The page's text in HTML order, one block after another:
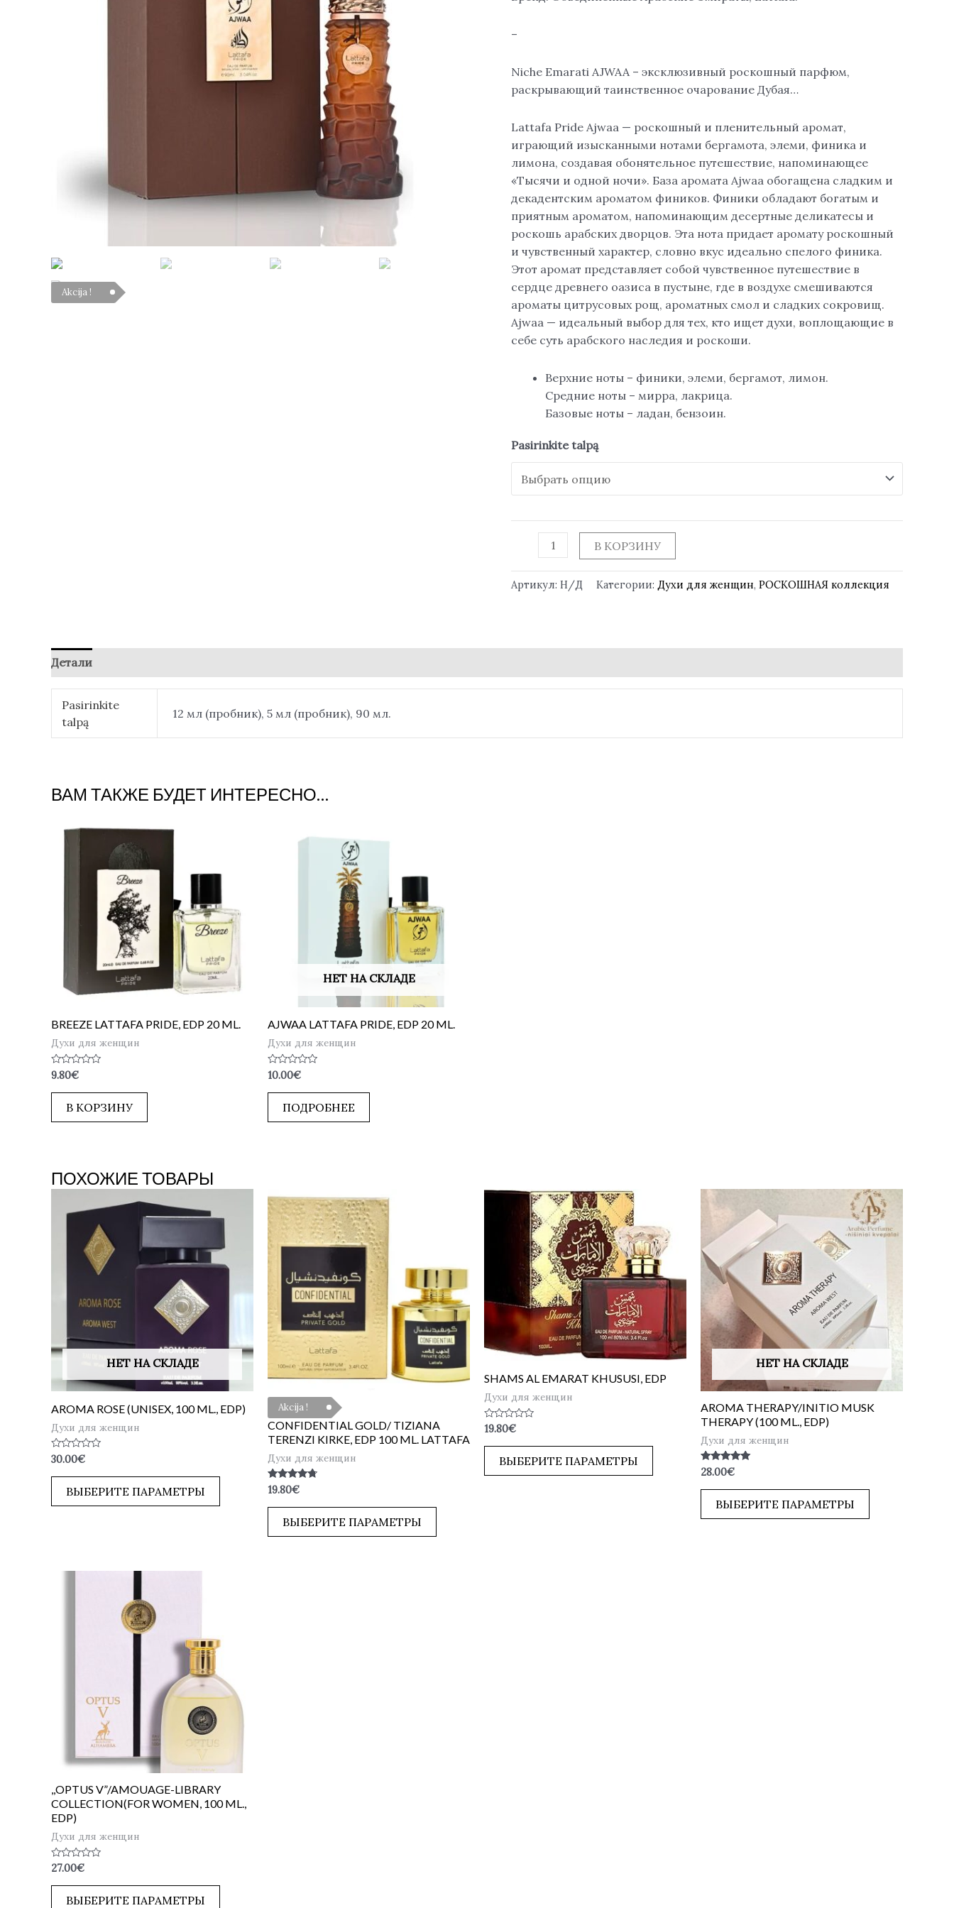
Akcija !
–
Niche Emarati AJWAA – эксклюзивный роскошный парфюм,
раскрывающий таинственное очарование Дубая…
Lattafa Pride Ajwaa — роскошный и пленительный аромат,
играющий изысканными нотами бергамота, элеми, финика и
лимона, создавая обонятельное путешествие, напоминающее
«Тысячи и одной ночи». База аромата Ajwaa обогащена сладким и
декадентским ароматом фиников. Финики обладают богатым и
приятным ароматом, напоминающим десертные деликатесы и
роскошь арабских дворцов. Эта нота придает аромату роскошный
и чувственный характер, словно вкус идеально спелого финика.
Этот аромат представляет собой чувственное путешествие в
сердце древнего оазиса в пустыне, где в воздухе смешиваются
ароматы цитрусовых рощ, ароматных смол и сладких сокровищ.
Ajwaa — идеальный выбор для тех, кто ищет духи, воплощающие в
себе суть арабского наследия и роскоши.
Верхние ноты – финики, элеми, бергамот, лимон.
Средние ноты – мирра, лакрица.
Базовые ноты – ладан, бензоин.
Pasirinkite talpą
В КОРЗИНУ
Артикул: Н/Д Категории: Духи для женщин, РОСКОШНАЯ коллекция
Детали
Pasirinkite
talpą
12 мл (пробник), 5 мл (пробник), 90 мл.
ВАМ ТАКЖЕ БУДЕТ ИНТЕРЕСНО…
BREEZE LATTAFA PRIDE, EDP 20 ML.
Духи для женщин
Оценка
0
из
9.80€
В КОРЗИНУ
НЕТ НА СКЛАДЕ
AJWAA LATTAFA PRIDE, EDP 20 ML.
Духи для женщин
Оценка
0
из
10.00€
ПОДРОБНЕЕ
ПОХОЖИЕ ТОВАРЫ
НЕТ НА СКЛАДЕ
AROMA ROSE (UNISEX, 100 ML., EDP)
Духи для женщин
Оценка
из
30.00€
ВЫБЕРИТЕ ПАРАМЕТРЫ
Akcija !
CONFIDENTIAL GOLD/ TIZIANA
TERENZI KIRKE, EDP 100 ML. LATTAFA
Духи для женщин
Оценка
из 5
19.80€
ВЫБЕРИТЕ ПАРАМЕТРЫ
SHAMS AL EMARAT KHUSUSI, EDP
Духи для женщин
Оценка
из
19.80€
ВЫБЕРИТЕ ПАРАМЕТРЫ
НЕТ НА СКЛАДЕ
AROMA THERAPY/INITIO MUSK
THERAPY (100 ML., EDP)
Духи для женщин
Оценка
из 5
28.00€
ВЫБЕРИТЕ ПАРАМЕТРЫ
,,OPTUS V”/AMOUAGE-LIBRARY
COLLECTION(FOR WOMEN, 100 ML.,
EDP)
Духи для женщин
Оценка
из
27.00€
ВЫБЕРИТЕ ПАРАМЕТРЫ